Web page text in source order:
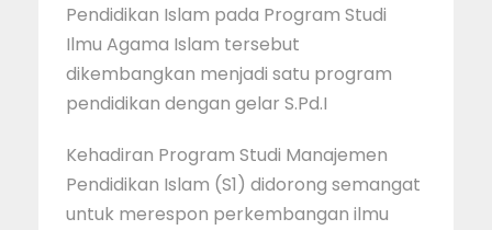
Pendidikan Islam pada Program Studi
Ilmu Agama Islam tersebut
dikembangkan menjadi satu program
pendidikan dengan gelar S.Pd.I
Kehadiran Program Studi Manajemen
Pendidikan Islam (S1) didorong semangat
untuk merespon perkembangan ilmu